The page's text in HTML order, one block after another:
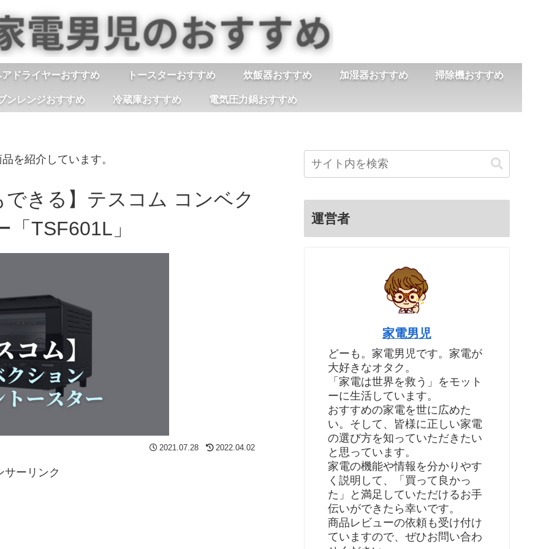
アドライヤーおすすめ トースターおすすめ 炊飯器おすすめ 加湿器おすすめ 掃除機おすすめ
ンレンジおすすめ 冷蔵庫おすすめ 電気圧力鍋おすすめ
を紹介しています。
きる】テスコム コンベク
TSF601L」
2021.07.28 2022.04.02
サーリンク
運営者
家電男児
どーも。家電男児です。家電が
大好きなオタク。
「家電は世界を救う」をモット
ーに生活しています。
おすすめの家電を世に広めた
い。そして、皆様に正しい家電
の選び方を知っていただきたい
と思っています。
家電の機能や情報を分かりやす
く説明して、「買って良かっ
た」と満足していただけるお手
伝いができたら幸いです。
商品レビューの依頼も受け付け
ていますので、ぜひお問い合わ